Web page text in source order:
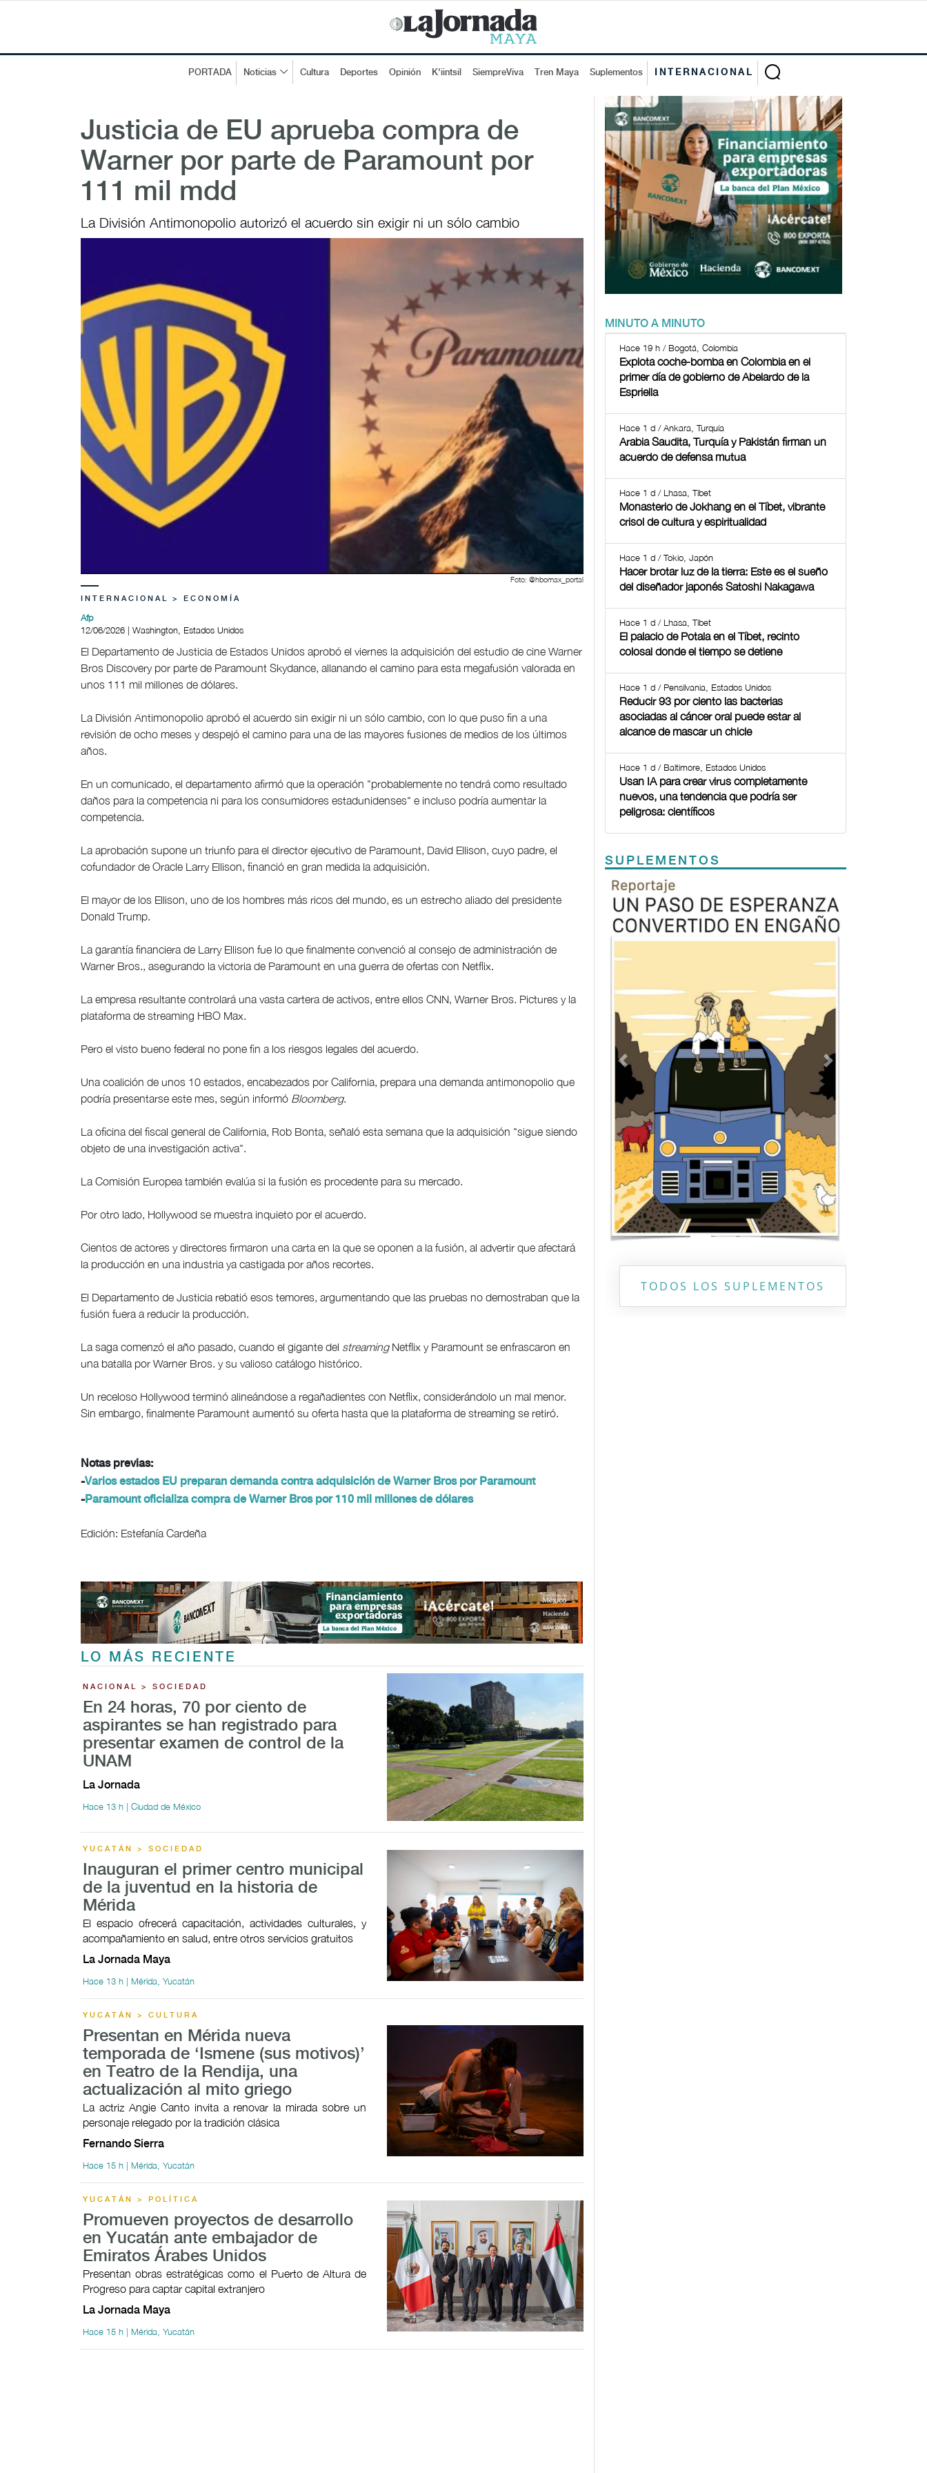
PORTADA Noticias Cultura Deportes Opinión K'iintsil SiempreViva Tren Maya Suplementos INTERNACIONAL
Justicia de EU aprueba compra de
Warner por parte de Paramount por
111 mil mdd
La División Antimonopolio autorizó el acuerdo sin exigir ni un sólo cambio
Foto: @hbomax_portal
INTERNACIONAL > ECONOMÍA
Afp
12/06/2026 | Washington, Estados Unidos
El Departamento de Justicia de Estados Unidos aprobó el viernes la adquisición del estudio de cine Warner
Bros Discovery por parte de Paramount Skydance, allanando el camino para esta megafusión valorada en
unos 111 mil millones de dólares.
La División Antimonopolio aprobó el acuerdo sin exigir ni un sólo cambio, con lo que puso fin a una
revisión de ocho meses y despejó el camino para una de las mayores fusiones de medios de los últimos
años.
En un comunicado, el departamento afirmó que la operación "probablemente no tendrá como resultado
daños para la competencia ni para los consumidores estadunidenses" e incluso podría aumentar la
competencia.
La aprobación supone un triunfo para el director ejecutivo de Paramount, David Ellison, cuyo padre, el
cofundador de Oracle Larry Ellison, financió en gran medida la adquisición.
El mayor de los Ellison, uno de los hombres más ricos del mundo, es un estrecho aliado del presidente
Donald Trump.
La garantía financiera de Larry Ellison fue lo que finalmente convenció al consejo de administración de
Warner Bros., asegurando la victoria de Paramount en una guerra de ofertas con Netflix.
La empresa resultante controlará una vasta cartera de activos, entre ellos CNN, Warner Bros. Pictures y la
plataforma de streaming HBO Max.
Pero el visto bueno federal no pone fin a los riesgos legales del acuerdo.
Una coalición de unos 10 estados, encabezados por California, prepara una demanda antimonopolio que
podría presentarse este mes, según informó Bloomberg.
La oficina del fiscal general de California, Rob Bonta, señaló esta semana que la adquisición "sigue siendo
objeto de una investigación activa".
La Comisión Europea también evalúa si la fusión es procedente para su mercado.
Por otro lado, Hollywood se muestra inquieto por el acuerdo.
Cientos de actores y directores firmaron una carta en la que se oponen a la fusión, al advertir que afectará
la producción en una industria ya castigada por años recortes.
El Departamento de Justicia rebatió esos temores, argumentando que las pruebas no demostraban que la
fusión fuera a reducir la producción.
La saga comenzó el año pasado, cuando el gigante del streaming Netflix y Paramount se enfrascaron en
una batalla por Warner Bros. y su valioso catálogo histórico.
Un receloso Hollywood terminó alineándose a regañadientes con Netflix, considerándolo un mal menor.
Sin embargo, finalmente Paramount aumentó su oferta hasta que la plataforma de streaming se retiró.
Notas previas:
-Varios estados EU preparan demanda contra adquisición de Warner Bros por Paramount
-Paramount oficializa compra de Warner Bros por 110 mil millones de dólares
Edición: Estefanía Cardeña
LO MÁS RECIENTE
NACIONAL > SOCIEDAD
En 24 horas, 70 por ciento de
aspirantes se han registrado para
presentar examen de control de la
UNAM
La Jornada
Hace 13 h | Ciudad de México
YUCATÁN > SOCIEDAD
Inauguran el primer centro municipal
de la juventud en la historia de
Mérida
El espacio ofrecerá capacitación, actividades culturales, y
acompañamiento en salud, entre otros servicios gratuitos
La Jornada Maya
Hace 13 h | Mérida, Yucatán
YUCATÁN > CULTURA
Presentan en Mérida nueva
temporada de ‘Ismene (sus motivos)’
en Teatro de la Rendija, una
actualización al mito griego
La actriz Angie Canto invita a renovar la mirada sobre un
personaje relegado por la tradición clásica
Fernando Sierra
Hace 15 h | Mérida, Yucatán
YUCATÁN > POLÍTICA
Promueven proyectos de desarrollo
en Yucatán ante embajador de
Emiratos Árabes Unidos
Presentan obras estratégicas como el Puerto de Altura de
Progreso para captar capital extranjero
La Jornada Maya
Hace 15 h | Mérida, Yucatán
MINUTO A MINUTO
Hace 19 h / Bogotá, Colombia
Explota coche-bomba en Colombia en el
primer día de gobierno de Abelardo de la
Espriella
Hace 1 d / Ankara, Turquía
Arabia Saudita, Turquía y Pakistán firman un
acuerdo de defensa mutua
Hace 1 d / Lhasa, Tíbet
Monasterio de Jokhang en el Tíbet, vibrante
crisol de cultura y espiritualidad
Hace 1 d / Tokio, Japón
Hacer brotar luz de la tierra: Este es el sueño
del diseñador japonés Satoshi Nakagawa
Hace 1 d / Lhasa, Tíbet
El palacio de Potala en el Tíbet, recinto
colosal donde el tiempo se detiene
Hace 1 d / Pensilvania, Estados Unidos
Reducir 93 por ciento las bacterias
asociadas al cáncer oral puede estar al
alcance de mascar un chicle
Hace 1 d / Baltimore, Estados Unidos
Usan IA para crear virus completamente
nuevos, una tendencia que podría ser
peligrosa: científicos
SUPLEMENTOS
Previous Next
TODOS LOS SUPLEMENTOS